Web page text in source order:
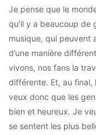
Je pense que le
qu’il y a beaucoup de
musique, qui peuvent
d’une manière
vivons, nos fans la
différente. Et, au final,
veux donc que les
bien et heureux. Je
se sentent les plus